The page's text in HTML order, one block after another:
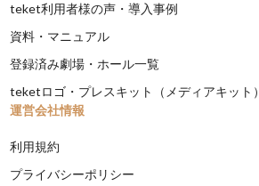
teket利用者様の声・導入事例
資料・マニュアル
登録済み劇場・ホール一覧
teketロゴ・プレスキット（メディアキット）
運営会社情報
利用規約
プライバシーポリシー